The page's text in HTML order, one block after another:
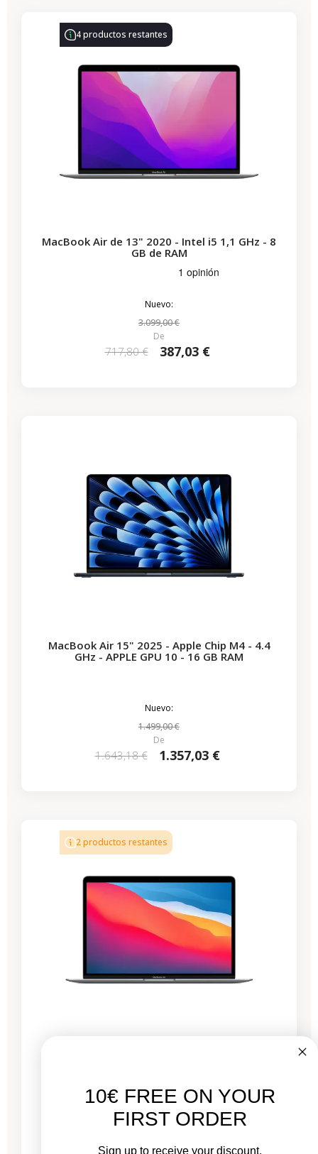
4 productos restantes
MacBook Air de 13" 2020 - Intel i5 1,1 GHz - 8
GB de RAM
Nuevo:
3.099,00 €
De
717,80 € 387,03 €
MacBook Air 15" 2025 - Apple Chip M4 - 4.4
GHz - APPLE GPU 10 - 16 GB RAM
Nuevo:
1.499,00 €
De
1.643,18 € 1.357,03 €
2 productos restantes
Nuevo:
10€ FREE ON YOUR
FIRST ORDER
Sign up to receive your discount.